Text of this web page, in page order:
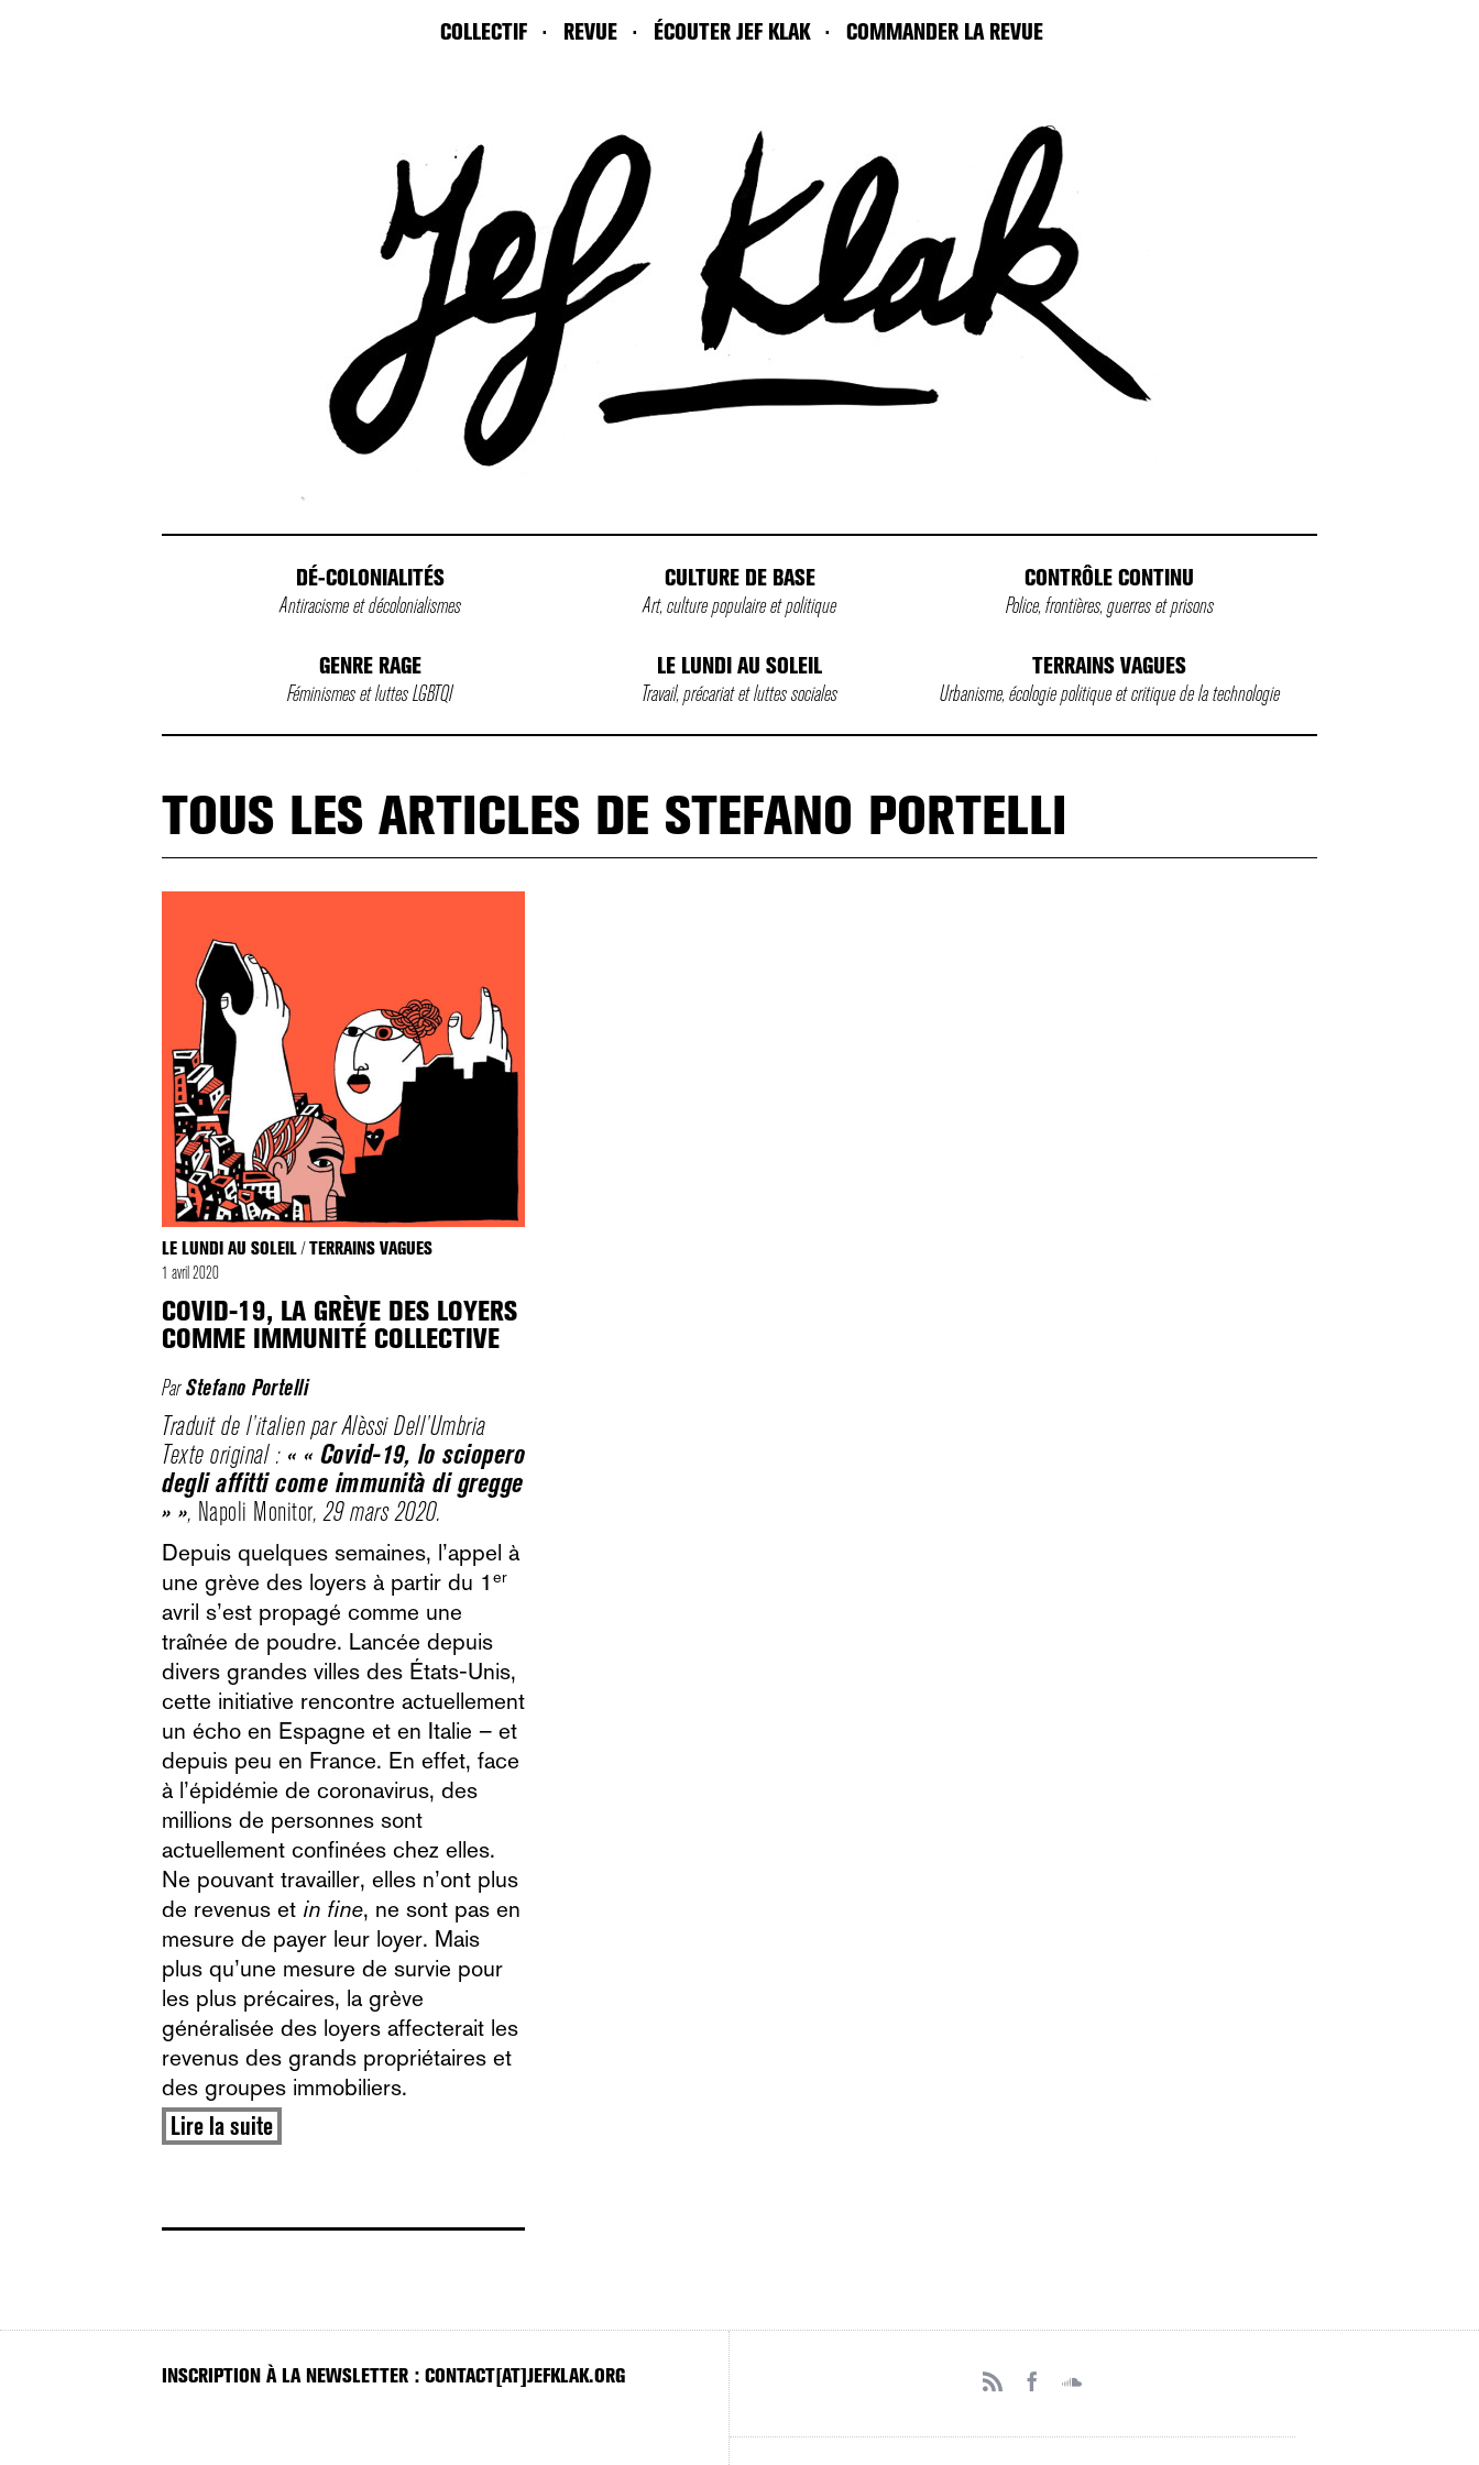
COLLECTIF REVUE ÉCOUTER JEF KLAK COMMANDER LA REVUE
DÉ-COLONIALITÉS
Antiracisme et décolonialismes
CULTURE DE BASE
Art, culture populaire et politique
CONTRÔLE CONTINU
Police, frontières, guerres et prisons
GENRE RAGE
Féminismes et luttes LGBTQI
LE LUNDI AU SOLEIL
Travail, précariat et luttes sociales
TERRAINS VAGUES
Urbanisme, écologie politique et critique de la technologie
TOUS LES ARTICLES DE STEFANO PORTELLI
LE LUNDI AU SOLEIL/TERRAINS VAGUES
1 avril 2020
COVID-19, LA GRÈVE DES LOYERS
COMME IMMUNITÉ COLLECTIVE
ParStefano Portelli
Traduit de l’italien par Alèssi Dell’Umbria
Texte original : « « Covid-19, lo sciopero
degli affitti come immunità di gregge
» », Napoli Monitor, 29 mars 2020.
Depuis quelques semaines, l’appel à
une grève des loyers à partir du 1 er
avril s’est propagé comme une
traînée de poudre. Lancée depuis
divers grandes villes des États-Unis,
cette initiative rencontre actuellement
un écho en Espagne et en Italie – et
depuis peu en France. En effet, face
à l’épidémie de coronavirus, des
millions de personnes sont
actuellement confinées chez elles.
Ne pouvant travailler, elles n’ont plus
de revenus et in fine, ne sont pas en
mesure de payer leur loyer. Mais
plus qu’une mesure de survie pour
les plus précaires, la grève
généralisée des loyers affecterait les
revenus des grands propriétaires et
des groupes immobiliers.
Lire la suite
INSCRIPTION À LA NEWSLETTER : CONTACT[AT]JEFKLAK.ORG